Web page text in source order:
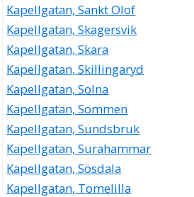
Kapellgatan, Sankt Olof
Kapellgatan, Skagersvik
Kapellgatan, Skara
Kapellgatan, Skillingaryd
Kapellgatan, Solna
Kapellgatan, Sommen
Kapellgatan, Sundsbruk
Kapellgatan, Surahammar
Kapellgatan, Sösdala
Kapellgatan, Tomelilla